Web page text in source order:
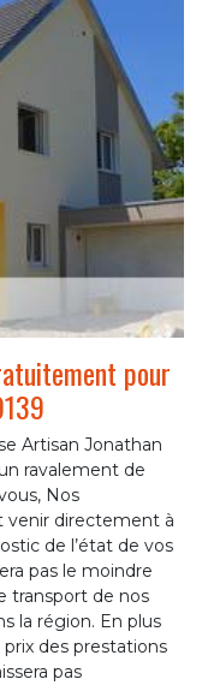
pour
Artisan Jonathan
ravalement de
Nos
venir directement à
de l’état de vos
pas le moindre
transport de nos
la région. En plus
des prestations
pas